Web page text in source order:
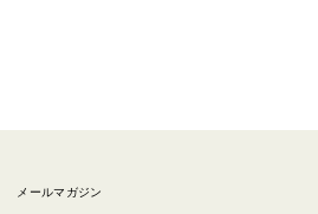
メールマガジン